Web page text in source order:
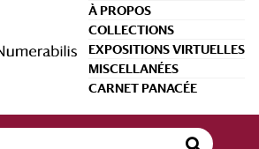
À PROPOS
COLLECTIONS
EXPOSITIONS VIRTUELLES
MISCELLANÉES
CARNET PANACÉE